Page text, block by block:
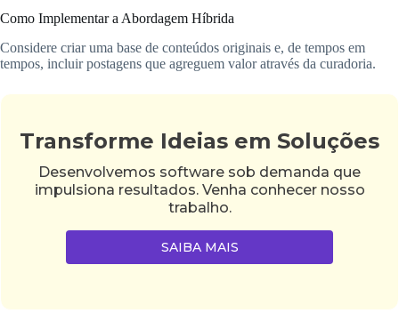
Como Implementar a Abordagem Híbrida
Considere criar uma base de conteúdos originais e, de tempos em
tempos, incluir postagens que agreguem valor através da curadoria.
Transforme Ideias em Soluções
Desenvolvemos software sob demanda que
impulsiona resultados. Venha conhecer nosso
trabalho.
SAIBA MAIS